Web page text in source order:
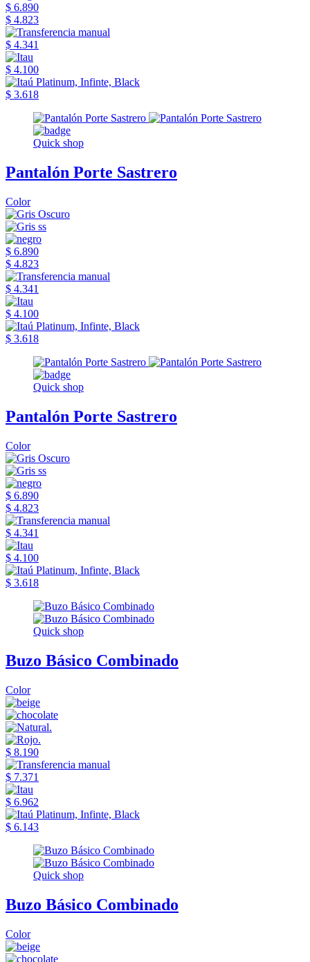
$ 6.890
$ 4.823
$ 4.341
$ 4.100
$ 3.618
Quick shop
Pantalón Porte Sastrero
Color
$ 6.890
$ 4.823
$ 4.341
$ 4.100
$ 3.618
Quick shop
Pantalón Porte Sastrero
Color
$ 6.890
$ 4.823
$ 4.341
$ 4.100
$ 3.618
Quick shop
Buzo Básico Combinado
Color
$ 8.190
$ 7.371
$ 6.962
$ 6.143
Quick shop
Buzo Básico Combinado
Color